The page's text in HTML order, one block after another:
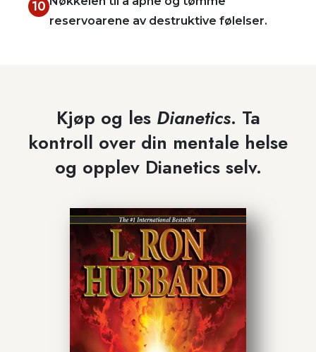
10
reservoarene av destruktive følelser.
Kjøp og les Dianetics. Ta
kontroll over din mentale helse
og opplev Dianetics selv.